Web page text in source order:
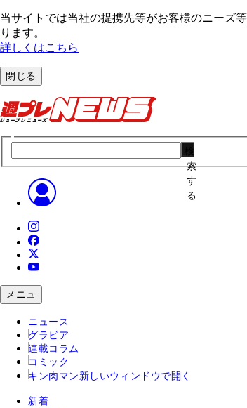
当サイトでは当社の提携先等がお客様のニーズ
ります。
詳しくはこちら
閉じる
索
す
る
メニュ
ニュース
グラビア
連載コラム
コミック
キン肉マン 新しいウィンドウで開く
新着